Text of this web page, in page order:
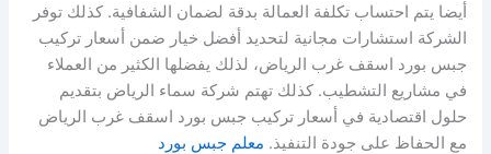
أيضا يتم احتساب تكلفة العمالة بدقة لضمان الشفافية. كذلك توفر
الشركة استشارات مجانية لتحديد أفضل خيار ضمن أسعار تركيب
جبس بورد اسقف غرب الرياض، لذلك يفضلها الكثير من العملاء
في مشاريع التشطيب. كذلك تهتم شركة سماء الرياض بتقديم
حلول اقتصادية في أسعار تركيب جبس بورد اسقف غرب الرياض
مع الحفاظ على جودة التنفيذ. معلم جبس بورد